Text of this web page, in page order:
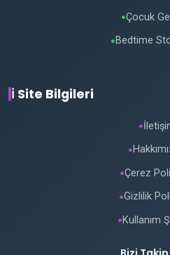
●Çocuk
● Bedtime
ℹ️ Site Bilgileri
●
●
●Çerez
●Gizlilik
● Kullanım